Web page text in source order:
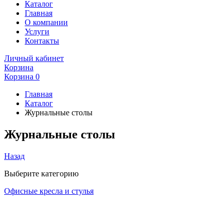
Каталог
Главная
О компании
Услуги
Контакты
Личный кабинет
Корзина
Корзина 0
Главная
Каталог
Журнальные столы
Журнальные столы
Назад
Выберите категорию
Офисные кресла и стулья